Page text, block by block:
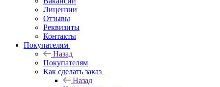
Лицензии
Отзывы
Реквизиты
Контакты
Покупателям
Назад
Покупателям
Как сделать заказ
Назад